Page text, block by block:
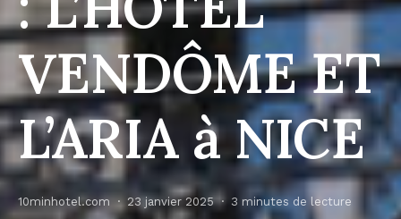
VENDÔME ET
L’ARIA à NICE
10minhotel.com 23 janvier 2025 3 minutes de lecture